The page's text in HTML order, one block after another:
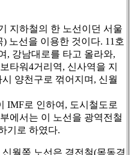
지하철의 한 노선이던 서울
노선을 이용한 것이다. 11호
, 강남대로를 타고 올라와,
타워4거리역, 신사역을 지
양천구로 꺾어지며, 신월
IMF로 인하여, 도시철도로
에서는 이 노선을 광역전철
기로 하였다.
월쪽 노선은 경전철(목동경